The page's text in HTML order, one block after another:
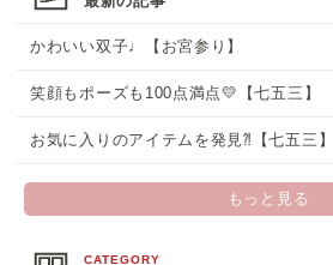
かわいい双子♩【お宮参り】
笑顔もポーズも100点満点💛【七五三】
お気に入りのアイテムを発見⁈【七五三】
もっと見る